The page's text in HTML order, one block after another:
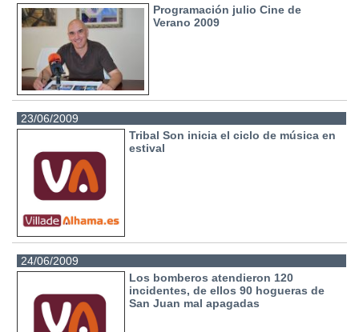
Programación julio Cine de
Verano 2009
23/06/2009
Tribal Son inicia el ciclo de música en
estival
24/06/2009
Los bomberos atendieron 120
incidentes, de ellos 90 hogueras de
San Juan mal apagadas